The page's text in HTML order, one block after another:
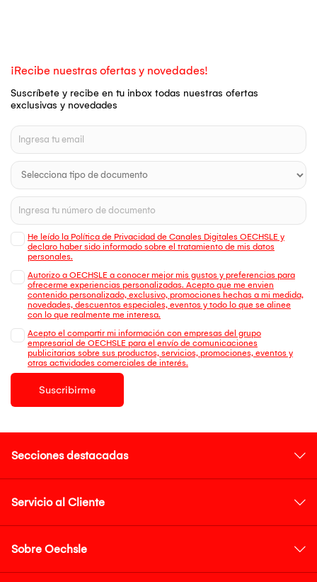
¡Recibe nuestras ofertas y novedades!
Suscríbete y recibe en tu inbox todas nuestras ofertas
exclusivas y novedades
He leído la Política de Privacidad de Canales Digitales OECHSLE y
declaro haber sido informado sobre el tratamiento de mis datos
personales.
Autorizo a OECHSLE a conocer mejor mis gustos y preferencias para
ofrecerme experiencias personalizadas. Acepto que me envien
contenido personalizado, exclusivo, promociones hechas a mi medida,
novedades, descuentos especiales, eventos y todo lo que se alinee
con lo que realmente me interesa.
Acepto el compartir mi información con empresas del grupo
empresarial de OECHSLE para el envío de comunicaciones
publicitarias sobre sus productos, servicios, promociones, eventos y
otras actividades comerciales de interés.
Suscribirme
Secciones destacadas
Servicio al Cliente
Sobre Oechsle